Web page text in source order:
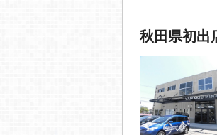
秋田県初出